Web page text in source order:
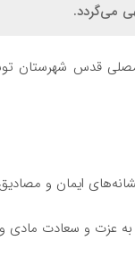
می‌گردد.
قدس شهرستان
ایمان و
به عزت و سعادت مادی